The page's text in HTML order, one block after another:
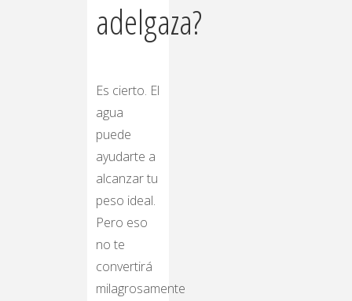
adelgaza?
Es cierto. El
agua
puede
ayudarte a
alcanzar tu
peso ideal.
Pero eso
no te
convertirá
milagrosamente